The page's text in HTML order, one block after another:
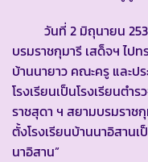
วันที่ 2 มิถุนายน 2537
บรมราชกุมารี เสด็จฯ ไปท
บ้านนายาว คณะครู และป
โรงเรียนเป็นโรงเรียนตำ
ราชสุดา ฯ สยามบรมราช
ตั้งโรงเรียนบ้านนาอิสานเ
นาอิสาน”